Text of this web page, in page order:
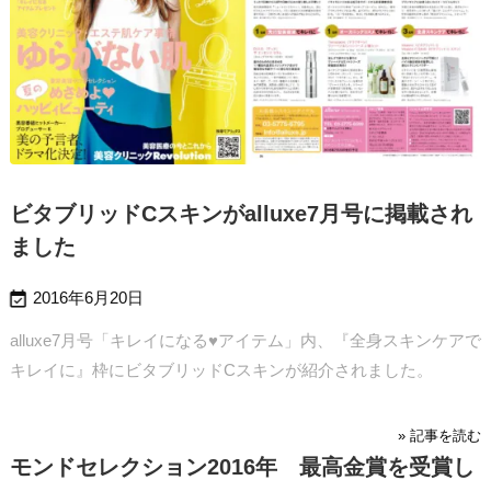
ビタブリッドCスキンがalluxe7月号に掲載され
ました
 2016年6月20日
alluxe7月号「キレイになる♥アイテム」内、『全身スキンケアで
キレイに』枠にビタブリッドCスキンが紹介されました。
» 記事を読む
モンドセレクション2016年 最高金賞を受賞し